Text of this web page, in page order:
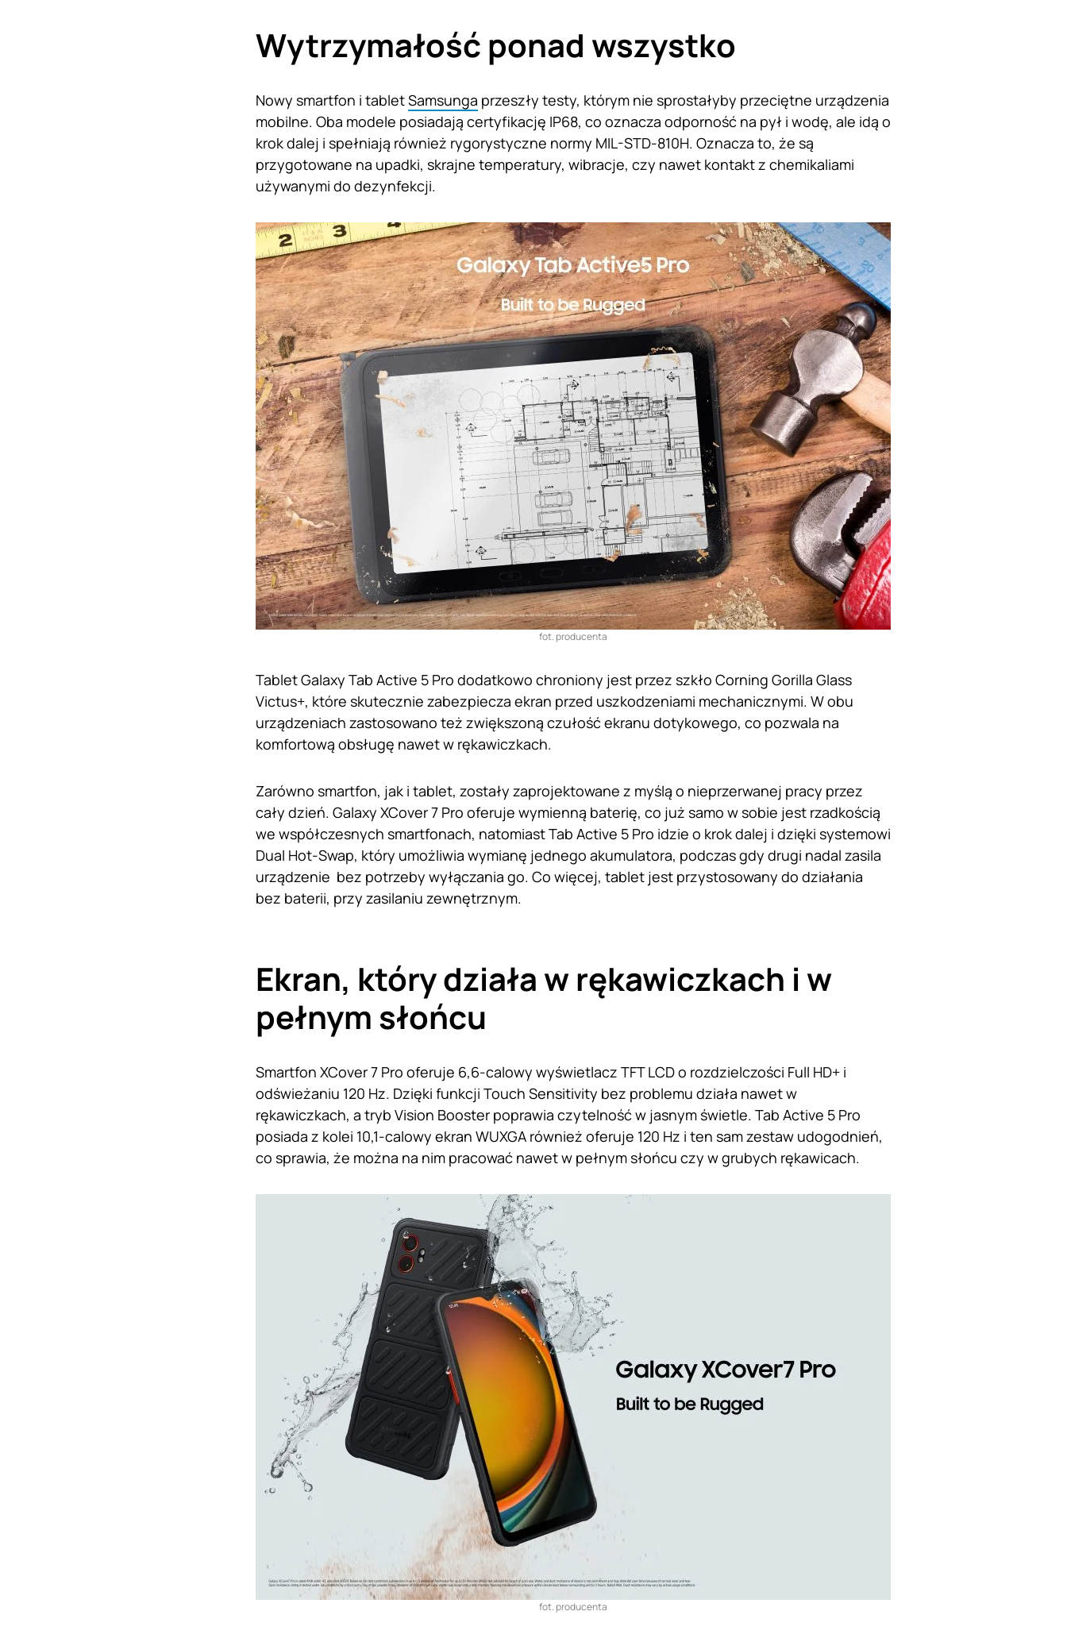
Wytrzymałość ponad wszystko
Nowy smartfon i tabletSamsunga przeszły testy, którym nie sprostałyby przeciętne urządzenia
mobilne. Oba modele posiadają certyfikację IP68, co oznacza odporność na pył i wodę, ale idą o
krok dalej i spełniają również rygorystyczne normy MIL-STD-810H. Oznacza to, że są
przygotowane na upadki, skrajne temperatury, wibracje, czy nawet kontakt z chemikaliami
używanymi do dezynfekcji.
fot. producenta
Tablet Galaxy Tab Active 5 Pro dodatkowo chroniony jest przez szkło Corning Gorilla Glass
Victus+, które skutecznie zabezpiecza ekran przed uszkodzeniami mechanicznymi. W obu
urządzeniach zastosowano też zwiększoną czułość ekranu dotykowego, co pozwala na
komfortową obsługę nawet w rękawiczkach.
Zarówno smartfon, jak i tablet, zostały zaprojektowane z myślą o nieprzerwanej pracy przez
cały dzień. Galaxy XCover 7 Pro oferuje wymienną baterię, co już samo w sobie jest rzadkością
we współczesnych smartfonach, natomiast Tab Active 5 Pro idzie o krok dalej i dzięki systemowi
Dual Hot-Swap, który umożliwia wymianę jednego akumulatora, podczas gdy drugi nadal zasila
urządzenie bez potrzeby wyłączania go. Co więcej, tablet jest przystosowany do działania
bez baterii, przy zasilaniu zewnętrznym.
Ekran, który działa w rękawiczkach i w
pełnym słońcu
Smartfon XCover 7 Pro oferuje 6,6-calowy wyświetlacz TFT LCD o rozdzielczości Full HD+ i
odświeżaniu 120 Hz. Dzięki funkcji Touch Sensitivity bez problemu działa nawet w
rękawiczkach, a tryb Vision Booster poprawia czytelność w jasnym świetle. Tab Active 5 Pro
posiada z kolei 10,1-calowy ekran WUXGA również oferuje 120 Hz i ten sam zestaw udogodnień,
co sprawia, że można na nim pracować nawet w pełnym słońcu czy w grubych rękawicach.
fot. producenta